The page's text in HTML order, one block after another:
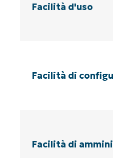
Facilità d'uso
Facilità di
Facilità di